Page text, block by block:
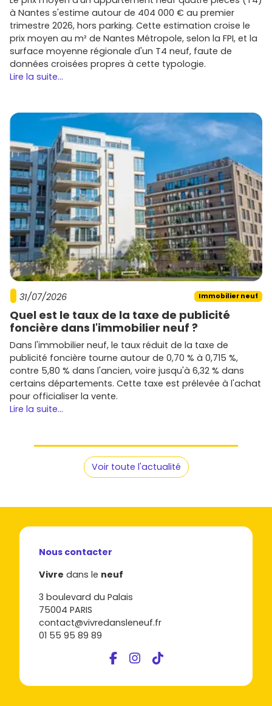
et dans la métropole de Strasbourg
Sur la commune et aux alentours, tu croiseras des
programmes portés par des promoteursnationaux et
régionaux reconnus :
Nexity,Bouygues Immobilier
énergétique.
Stradim,Edifipierre,Groupe Vivialys / Trianon
Résidences,Carré de l'Habitat: acteurs régionaux
bien implantés, avec une bonne connaissance du
marché alsacien
Compare lesplans, lesprestations(revêtements,
domotique, extérieurs), les
garantieset lesdélais. Et
pense à vérifier lacopropriété: charges prévisionnelles,
espaces communs, localisations des stationnements.
Conseils pour réussir ton achat en
immobilier neuf à Mittelhausbergen
Pour mener à bien ton projet, voici quelques points
essentiels à garder en tête :
Calibre tonbudget: capacité d'emprunt, apport,
mensualités. Renseigne-toi sur lePTZ si tu es primo-
accédant et sur le Pinelsi tu investis (selon éligibilité
du programme).
Anticipe lecalendrier: réservation enVEFA , appels
de fonds, livraison. Prévois une marge de temps pour
l'ameublement et la mise en location.
Étudie le
Visite lequartierà différentes heures : circulation,
bruit, commerces, écoles, transports.
reventeou lalocation: cherche un bien
Besoin d'un panorama clair des opportunités ? Parcours
les offres sur
programmes, lesprixet les
programmes d'immobilier neuf à
Mittelhausbergen
Que tu souhaites habiter ou investir, l'
te permet de concilier
et accès rapide à
prix
restent compétitifs pour la métropole et la demande
est bien orientée sur les logements performants avec
à Nantes s'estime autour de 404 000 € au premier
trimestre 2026, hors parking. Cette estimation croise le
prix moyen au m² de Nantes Métropole, selon la FPI, et la
surface moyenne régionale d'un T4 neuf, faute de
données croisées propres à cette typologie.
Lire la suite...
31/07/2026 Immobilier neuf
Quel est le taux de la taxe de publicité
foncière dans l'immobilier neuf ?
Dans l'immobilier neuf, le taux réduit de la taxe de
publicité foncière tourne autour de 0,70 % à 0,715 %,
contre 5,80 % dans l'ancien, voire jusqu'à 6,32 % dans
certains départements. Cette taxe est prélevée à l'achat
pour officialiser la vente.
Lire la suite...
Voir toute l'actualité
Nous contacter
Vivre dans le neuf
3 boulevard du Palais
75004 PARIS
contact@vivredansleneuf.fr
01 55 95 89 89